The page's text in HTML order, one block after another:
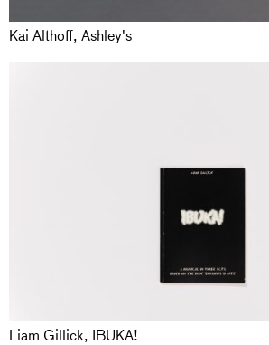
Kai Althoff, Ashley's
Liam Gillick, IBUKA!